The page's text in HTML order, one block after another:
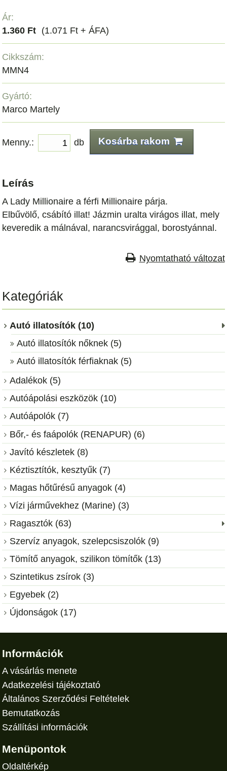
Ár:
1.360 Ft (1.071 Ft + ÁFA)
Cikkszám:
MMN4
Gyártó:
Marco Martely
Menny.: db Kosárba rakom
Leírás
A Lady Millionaire a férfi Millionaire párja.
Elbűvölő, csábító illat! Jázmin uralta virágos illat, mely
keveredik a málnával, narancsvirággal, borostyánnal.
Nyomtatható változat
Kategóriák
Autó illatosítók (10)
Autó illatosítók nőknek (5)
Autó illatosítók férfiaknak (5)
Adalékok (5)
Autóápolási eszközök (10)
Autóápolók (7)
Bőr,- és faápolók (RENAPUR) (6)
Javító készletek (8)
Kéztisztítók, kesztyűk (7)
Magas hőtűrésű anyagok (4)
Vízi járművekhez (Marine) (3)
Ragasztók (63)
Szervíz anyagok, szelepcsiszolók (9)
Tömítő anyagok, szilikon tömítők (13)
Szintetikus zsírok (3)
Egyebek (2)
Újdonságok (17)
Információk
A vásárlás menete
Adatkezelési tájékoztató
Általános Szerződési Feltételek
Bemutatkozás
Szállítási információk
Menüpontok
Oldaltérkép